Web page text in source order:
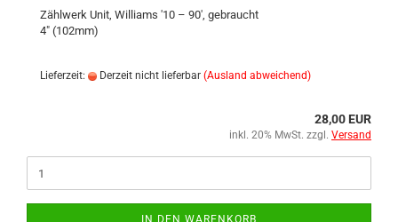
Zählwerk Unit, Williams '10 – 90', gebraucht
4" (102mm)
Lieferzeit: Derzeit nicht lieferbar (Ausland abweichend)
28,00 EUR
inkl. 20% MwSt. zzgl. Versand
IN DEN WARENKORB